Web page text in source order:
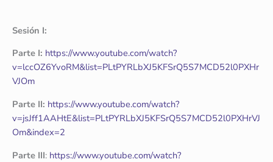
Sesión I:
Parte I: https://www.youtube.com/watch?
v=lccOZ6YvoRM&list=PLtPYRLbXJ5KFSrQ5S7MCD52l0PXHr
VJOm
Parte II: https://www.youtube.com/watch?
v=jsJff1AAHtE&list=PLtPYRLbXJ5KFSrQ5S7MCD52l0PXHrVJ
Om&index=2
Parte III: https://www.youtube.com/watch?